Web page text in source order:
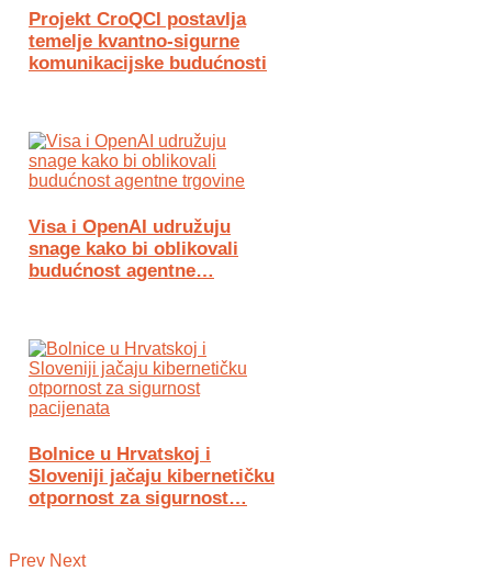
Projekt CroQCI postavlja
temelje kvantno-sigurne
komunikacijske budućnosti
Visa i OpenAI udružuju
snage kako bi oblikovali
budućnost agentne…
Bolnice u Hrvatskoj i
Sloveniji jačaju kibernetičku
otpornost za sigurnost…
Prev Next